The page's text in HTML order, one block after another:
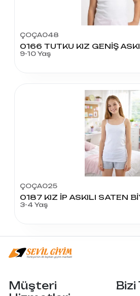
ÇOÇA048
0166 TUTKU KIZ GENİŞ
9-10 Yaş
ÇOÇA025
0187 KIZ İP ASKILI SATEN
3-4 Yaş
Müşteri
Bizi